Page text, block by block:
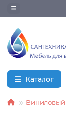
Каталог
Виниловый